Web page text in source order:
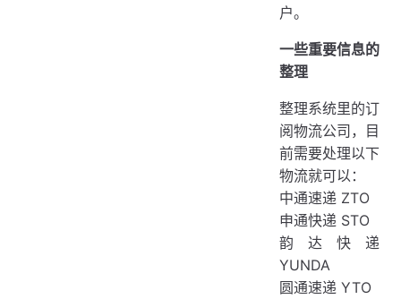
户。
一些重要信息的
整理
整理系统里的订
阅物流公司，目
前需要处理以下
物流就可以：
中通速递 ZTO
申通快递 STO
韵达快递
YUNDA
圆通速递 YTO